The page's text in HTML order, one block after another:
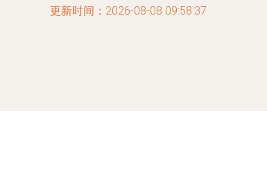
更新时间：2026-08-08 09:58:37